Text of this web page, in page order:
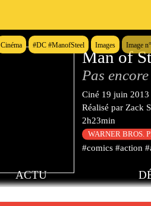
Cinéma #DC #ManofSteel Images Image
Man of
Pas
Ciné 19 juin 2013
Réalisé par Zack
2h23min
WARNER BROS.
#comics #action
ACTU